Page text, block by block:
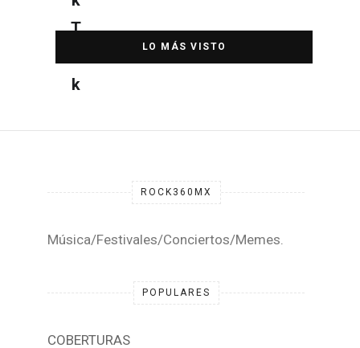
DESTACADA
ROCK360MX
Música/Festivales/Conciertos/Memes.
POPULARES
COBERTURAS